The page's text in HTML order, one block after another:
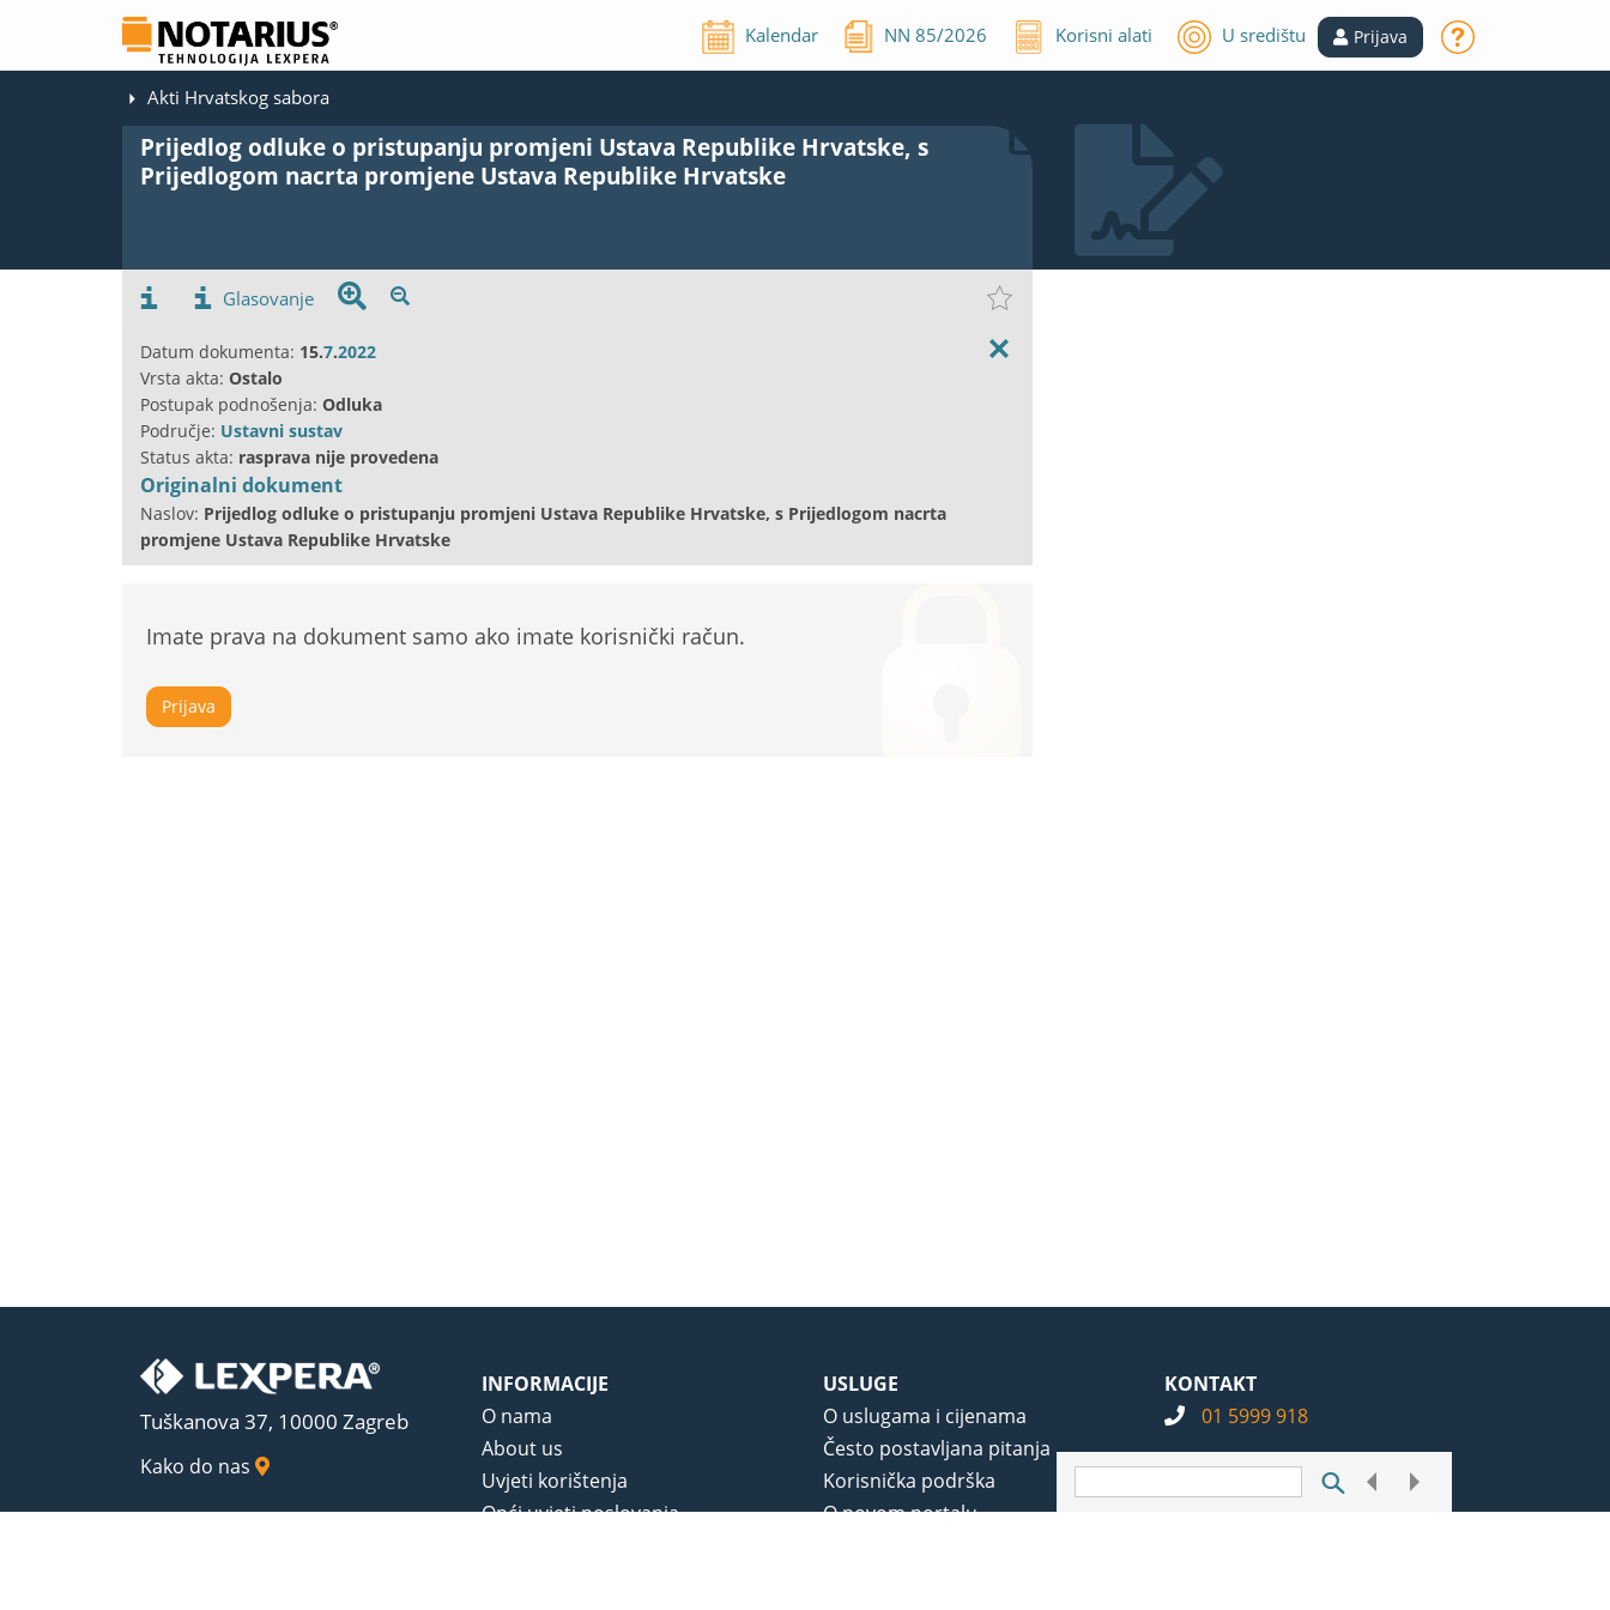
Kalendar NN85/2026 Korisni alati U središtu Prijava
Akti Hrvatskog sabora
Prijedlog odluke o pristupanju promjeni Ustava Republike Hrvatske, s
Prijedlogom nacrta promjene Ustava Republike Hrvatske
Glasovanje
Datum dokumenta: 15.7.2022
Vrsta akta: Ostalo
Postupak podnošenja: Odluka
Područje: Ustavni sustav
Status akta: rasprava nije provedena
Originalni dokument
Naslov: Prijedlog odluke o pristupanju promjeni Ustava Republike Hrvatske, s Prijedlogom nacrta
promjene Ustava Republike Hrvatske
Imate prava na dokument samo ako imate korisnički račun.
Prijava
Tuškanova 37, 10000 Zagreb
Kako do nas
INFORMACIJE
O nama
About us
Uvjeti korištenja
Opći uvjeti poslovanja
USLUGE
O uslugama i cijenama
Često postavljana pitanja
Korisnička podrška
O novom portalu
KONTAKT
01 5999 918
info@notarius.hr